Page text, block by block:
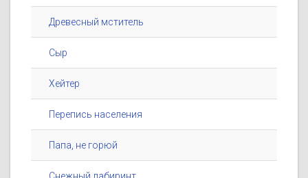
Древесный мститель
Сыр
Хейтер
Перепись населения
Папа, не горюй